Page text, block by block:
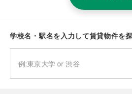
学校名・駅名を入力して賃貸物件を